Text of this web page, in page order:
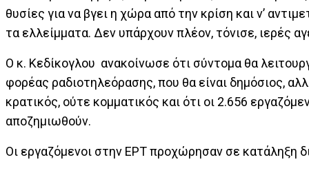
θυσίες για να βγει η χώρα από την κρίση και ν’
τα ελλείμματα. Δεν υπάρχουν πλέον, τόνισε, ιερές
Ο κ. Κεδίκογλου ανακοίνωσε ότι σύντομα θα
φορέας ραδιοτηλεόρασης, που θα είναι δημόσιος,
κρατικός, ούτε κομματικός και ότι οι 2.656
αποζημιωθούν.
Οι εργαζόμενοι στην ΕΡΤ προχώρησαν σε κατάληξη